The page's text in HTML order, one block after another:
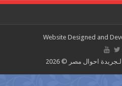
احوال مصر © 2026